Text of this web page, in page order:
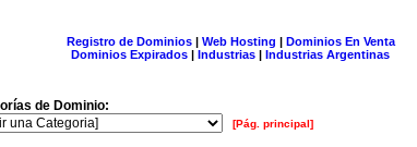
Registro de Dominios| Web Hosting | Dominios En Venta
Dominios Expirados | Industrias | Industrias Argentinas
de Dominio:
[Pág. principal]